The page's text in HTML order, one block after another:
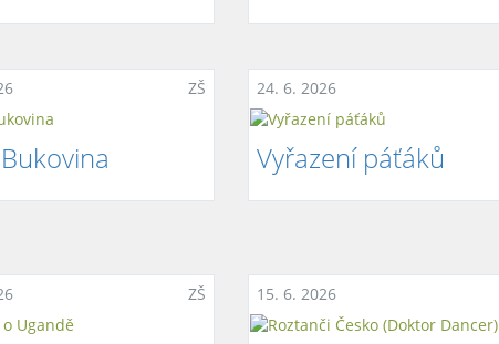
ZŠ 24. 6. 2026
Vyřazení páťáků
ZŠ 15. 6. 2026